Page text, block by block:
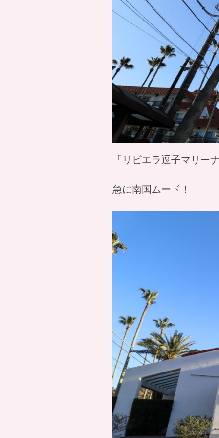
「リビエラ逗子マリー
急に南国ムード！